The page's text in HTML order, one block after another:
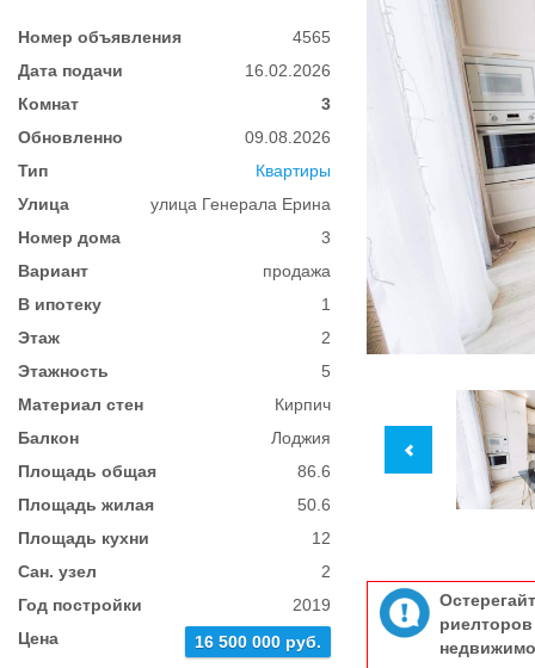
Номер объявления
4565
Дата подачи
16.02.2026
Комнат
3
Обновленно
09.08.2026
Тип
Квартиры
Улица
улица Генерала Ерина
Номер дома
3
Вариант
продажа
В ипотеку
1
Этаж
2
Этажность
5
Материал стен
Кирпич
Балкон
Лоджия
Площадь общая
86.6
Площадь жилая
50.6
Площадь кухни
12
Сан. узел
2
Год постройки
2019
Цена
16 500 000 руб.